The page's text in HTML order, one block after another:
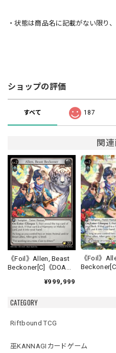
CATEGORY
Riftbound TCG
巫KANNAGIカードゲーム
・状態は商品名に記載がない限り
ショップの評価
すべて 187
関
《Foil》Allen, Beast
Beckoner[C]《DOA
¥999,999
《Foil》